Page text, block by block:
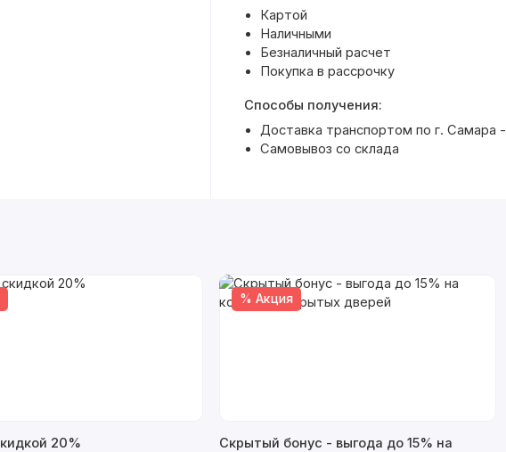
Картой
Наличными
Безналичный расчет
Покупка в рассрочку
Способы получения:
Доставка транспортом по г. Самара -
Самовывоз со склада
20%
% Акция
Скрытый бонус - выгода до 15% на